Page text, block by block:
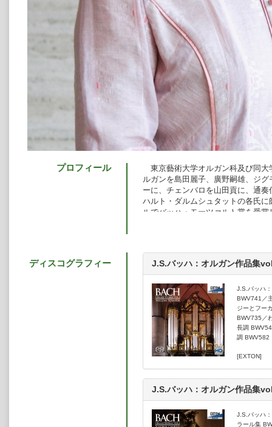
プロフィール
東京藝術大学オルガン科及び同大
ルガンを島田麗子、廣野嗣雄、ジ
ーに、チェンバロを山田貢に、通
ハルト・ダルムシュタットの各氏
ルでバッハ・モーツァルト賞を受
ントリーホール、府中の森芸術劇
みなとみらいホール、彩の国さい
市コンサートホール等、全国各地
これまでに、飯森範親指揮東京交
ガン付き』」を、西本智実指揮東
ュトラウス:ツァラトゥストラはか
一郎、井上道義、大友直人等の指
ァレリア・ルスティカーナ」を演
る。
2004～2010年、旧日本大学カザ
1998年に「J.S.バッハ・クラヴィ
2007年にアーティスト・イン・レ
た。
CDはオクタヴィア・レコードよ
にわたりリリース。いずれもレコ
ディスコグラフィー J.S.バッハ：オルガン作品集
J.S.バッハ
BWV741／
ジーとフー
BWV735／
長調
調 BWV582
[EXTON]
J.S.バッハ：オルガン作品集
J.S.バッハ
ラール集